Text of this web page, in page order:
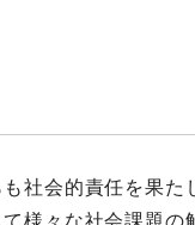
社会的責任を果
様々な社会課題